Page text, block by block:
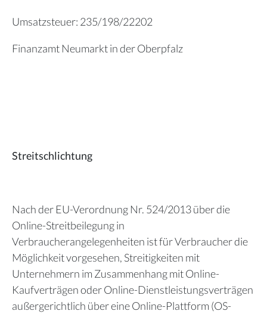
Umsatzsteuer: 235/198/22202
Finanzamt Neumarkt in der Oberpfalz
Streitschlichtung
Nach der EU-Verordnung Nr. 524/2013 über die
Online-Streitbeilegung in
Verbraucherangelegenheiten ist für Verbraucher die
Möglichkeit vorgesehen, Streitigkeiten mit
Unternehmern im Zusammenhang mit Online-
Kaufverträgen oder Online-Dienstleistungsverträgen
außergerichtlich über eine Online-Plattform (OS-